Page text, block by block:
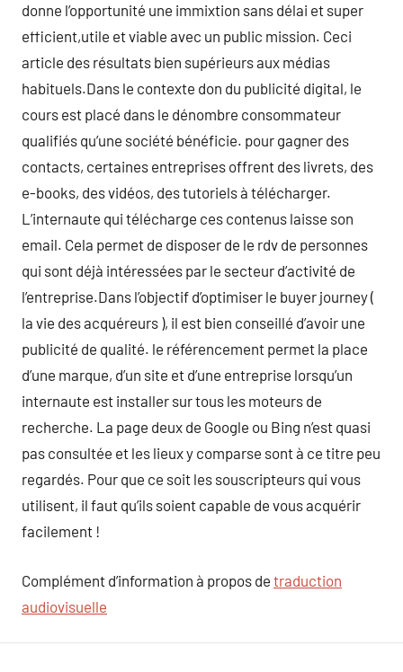
donne l’opportunité une immixtion sans délai et super
efficient,utile et viable avec un public mission. Ceci
article des résultats bien supérieurs aux médias
habituels.Dans le contexte don du publicité digital, le
cours est placé dans le dénombre consommateur
qualifiés qu’une société bénéficie. pour gagner des
contacts, certaines entreprises offrent des livrets, des
e-books, des vidéos, des tutoriels à télécharger.
L’internaute qui télécharge ces contenus laisse son
email. Cela permet de disposer de le rdv de personnes
qui sont déjà intéressées par le secteur d’activité de
l’entreprise.Dans l’objectif d’optimiser le buyer journey (
la vie des acquéreurs ), il est bien conseillé d’avoir une
publicité de qualité. le référencement permet la place
d’une marque, d’un site et d’une entreprise lorsqu’un
internaute est installer sur tous les moteurs de
recherche. La page deux de Google ou Bing n’est quasi
pas consultée et les lieux y comparse sont à ce titre peu
regardés. Pour que ce soit les souscripteurs qui vous
utilisent, il faut qu’ils soient capable de vous acquérir
facilement !
Complément d’information à propos de traduction
audiovisuelle